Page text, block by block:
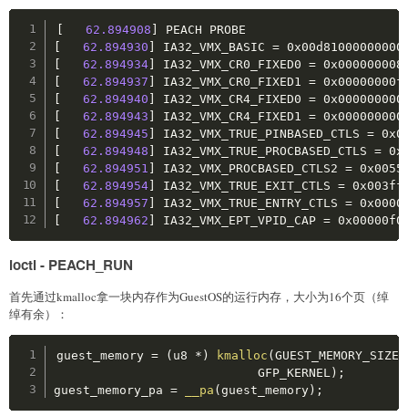
);
printk( "IA32_VMX_CR4_FIXED0 = 0x%08x%08x\n"
ecx = 0x489;
asm
volatile
(
"rdmsr\n\t"
:
"=a" ( eax ), "=d" edx
:
"c" (ecx
)
printk
"IA32_VMX_CR4_FIXED1 = 0x%08x%08x\n", edx
ecx = 0x48D;
asm
volatile
(
: "c" (
printk("IA32_VMX_TRUE_PINBASED_CTLS =
ecx = 0x48E;
asm volatile
(
:
"=a" ( eax ), "=d" (edx)
: "c" (ecx)
[ 62.894908 ]
[
62.894930 ] IA32_VMX_BASIC =
[
62.894934] IA32_VMX_CR0_FIXED0 =
[
62.894937 ] IA32_VMX_CR0_FIXED1 =
[
62.894940 ] IA32_VMX_CR4_FIXED0 =
[
62.894943 ] IA32_VMX_CR4_FIXED1 =
[
62.894945 ] IA32_VMX_TRUE_PINBASED_CTLS =
[
62.894948 ] IA32_VMX_TRUE_PROCBASED_CTLS =
[
62.894951 ] IA32_VMX_PROCBASED_CTLS2 =
[
62.894954] IA32_VMX_TRUE_EXIT_CTLS =
[
62.894957 ] IA32_VMX_TRUE_ENTRY_CTLS =
[
62.894962 ] IA32_VMX_EPT_VPID_CAP =
ioctl - PEACH_RUN
首先通过kmalloc拿一块内存作为GuestOS的运行内存，大小为16个页（绰
绰有余）：
guest_memory = ( u8 * ) kmalloc (GUEST_MEMORY_SIZE
                            GFP_KERNEL
) ;
guest_memory_pa = __pa (guest_memory ) ;